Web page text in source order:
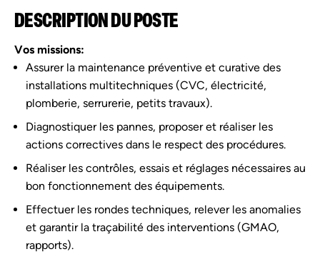
DESCRIPTION DU POSTE
Vos missions:
Assurer la maintenance préventive et curative des
installations multitechniques (CVC, électricité,
plomberie, serrurerie, petits travaux).
Diagnostiquer les pannes, proposer et réaliser les
actions correctives dans le respect des procédures.
Réaliser les contrôles, essais et réglages nécessaires au
bon fonctionnement des équipements.
Effectuer les rondes techniques, relever les anomalies
et garantir la traçabilité des interventions (GMAO,
rapports).